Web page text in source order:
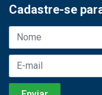
Cadastre-se